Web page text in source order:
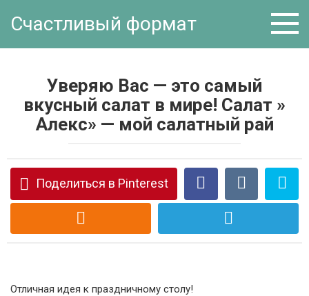
Счастливый формат
Уверяю Вас — это самый
вкусный салат в мире! Салат »
Алекс» — мой салатный рай
Поделиться в Pinterest
Отличная идея к праздничному столу!